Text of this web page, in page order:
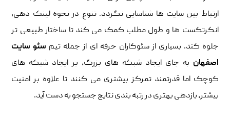
ارتباط بین سایت ها شناسایی نگردد. تنوع در نحوه لینک دهی،
انکرتکست ها و طول مطلب کمک می کند تا ساختار طبیعی تر
جلوه کند. بسیاری از سئوکاران حرفه ای از جمله تیم سئو سایت
اصفهان به جای ایجاد شبکه های بزرگ، بر ایجاد شبکه های
کوچک اما قدرتمند تمرکز بیشتری می کنند تا علاوه بر امنیت
بیشتر، بازدهی بهتری در رتبه بندی نتایج جستجو به دست آید.